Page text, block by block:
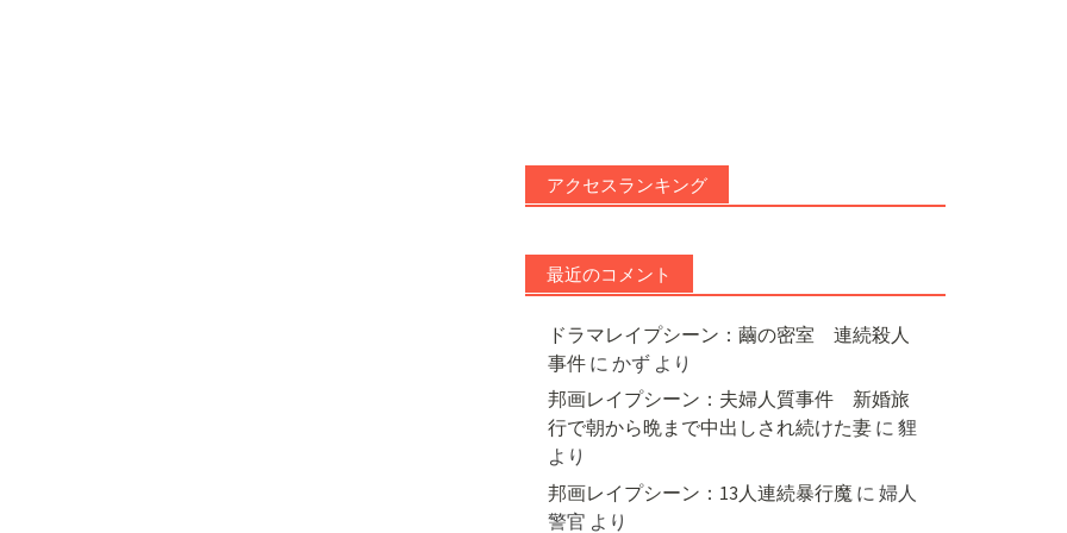
アクセスランキング
最近のコメント
ドラマレイプシーン：繭の密室 連続殺人
事件に かずより
邦画レイプシーン：夫婦人質事件 新婚旅
行で朝から晩まで中出しされ続けた妻に 貍
より
邦画レイプシーン：13人連続暴行魔 に 婦人
警官 より